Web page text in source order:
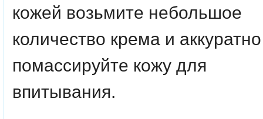
кожей возьмите небольшое
количество крема и аккуратно
помассируйте кожу для
впитывания.